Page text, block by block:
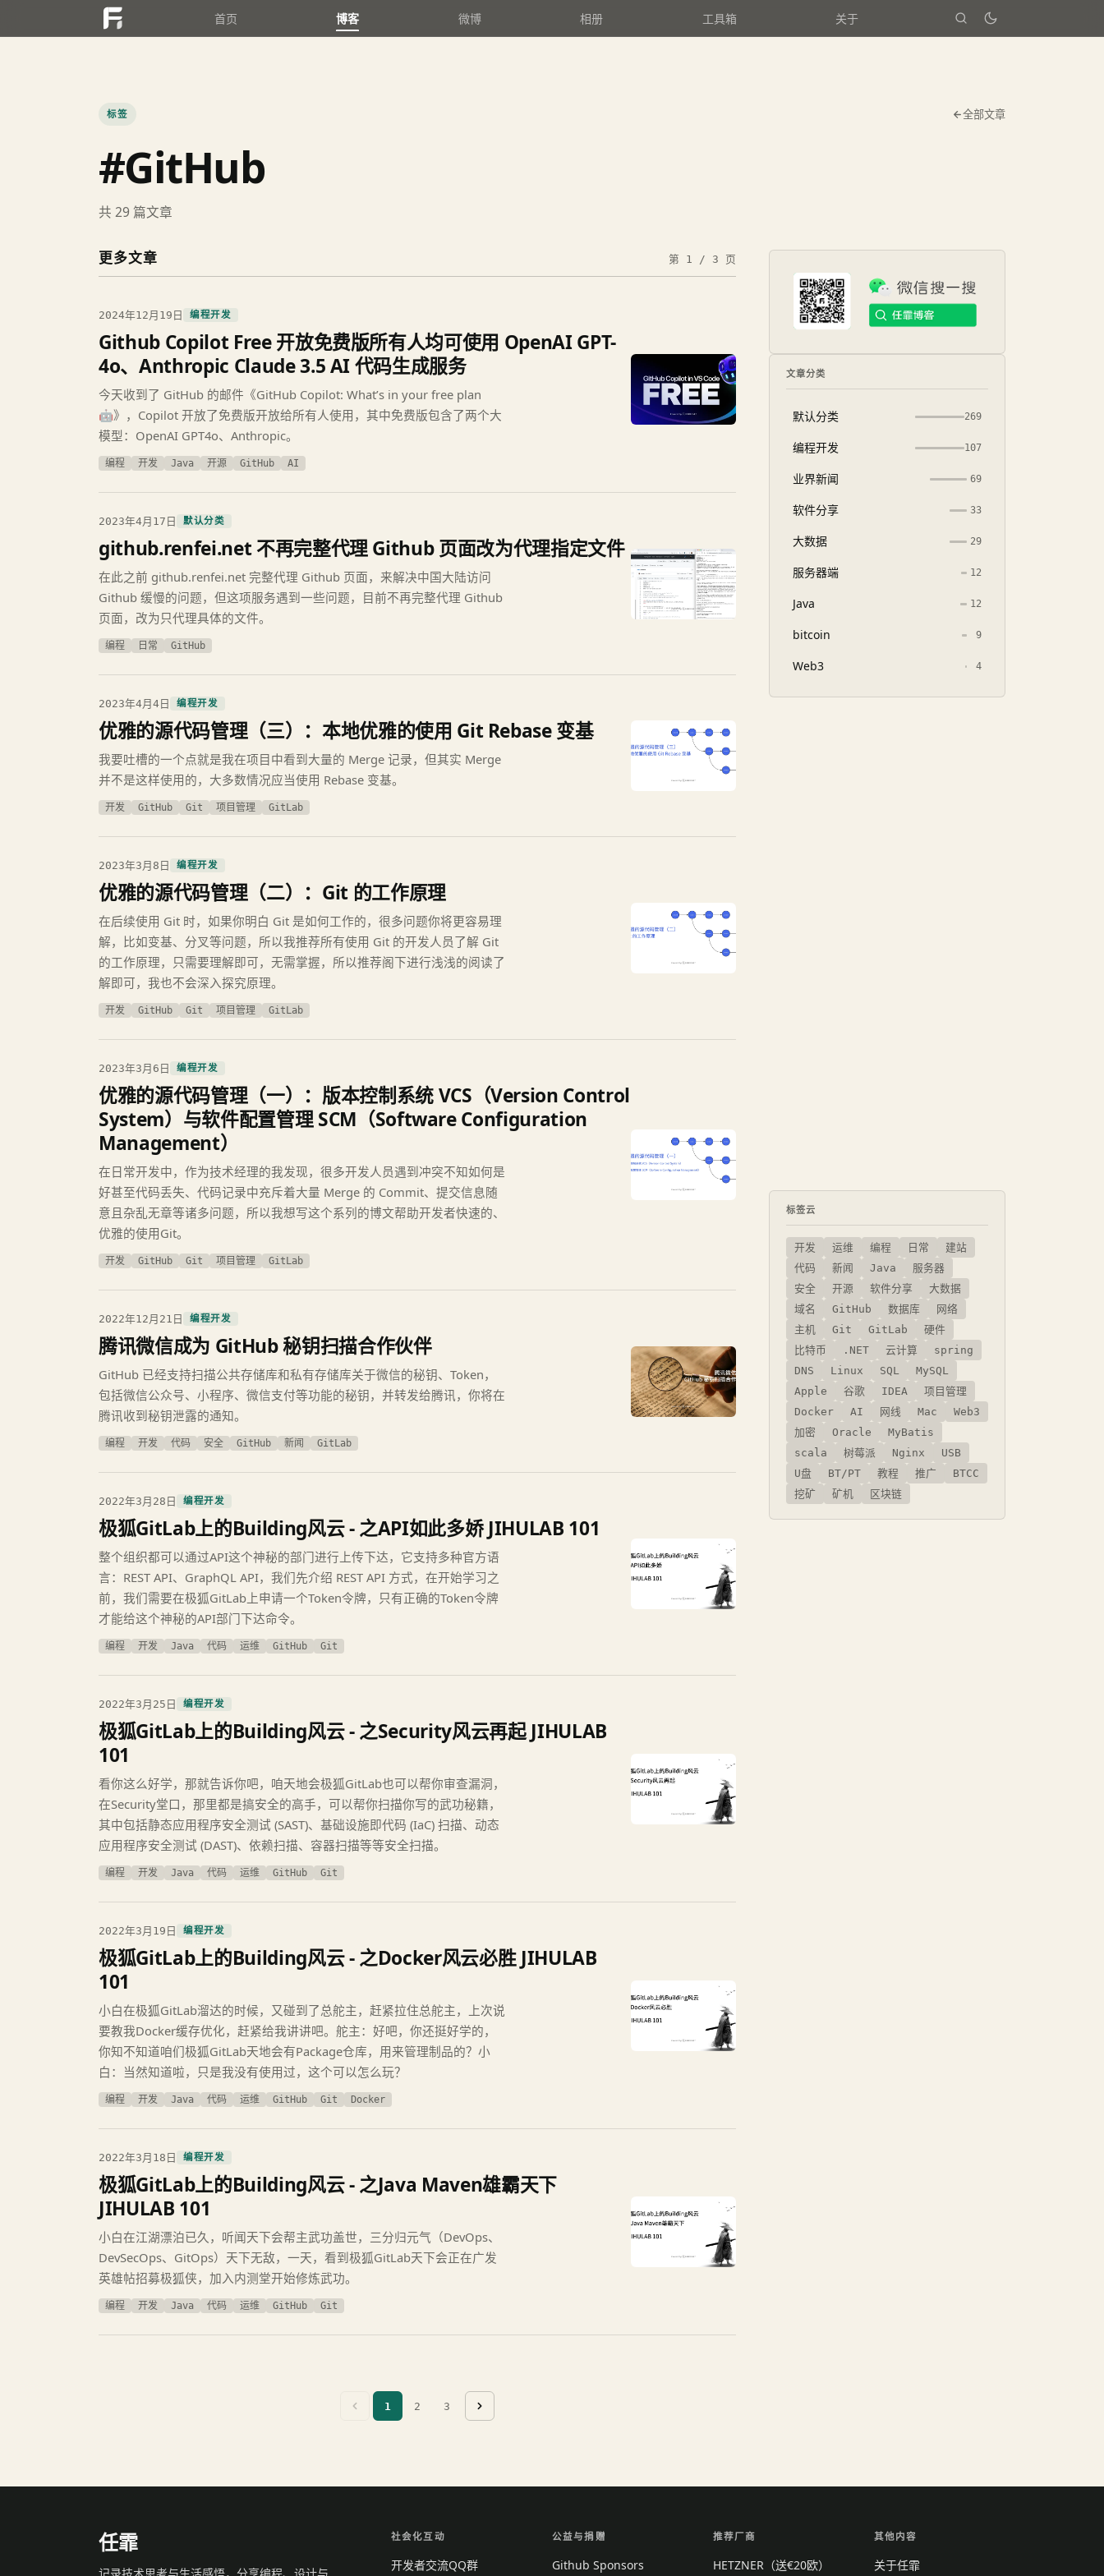
首页 博客 微博 相册 工具箱 关于
标签 全部文章
#GitHub
共 29 篇文章
更多文章 第 1 / 3 页
2024年12月19日 编程开发
Github Copilot Free 开放免费版所有人均可使用 OpenAI GPT-
4o、Anthropic Claude 3.5 AI 代码生成服务
今天收到了 GitHub 的邮件《GitHub Copilot: What’s in your free plan
🤖》，Copilot 开放了免费版开放给所有人使用，其中免费版包含了两个大
模型：OpenAI GPT4o、Anthropic。
编程 开发 Java 开源 GitHub AI
2023年4月17日 默认分类
github.renfei.net 不再完整代理 Github 页面改为代理指定文件
在此之前 github.renfei.net 完整代理 Github 页面，来解决中国大陆访问
Github 缓慢的问题，但这项服务遇到一些问题，目前不再完整代理 Github
页面，改为只代理具体的文件。
编程 日常 GitHub
2023年4月4日 编程开发
优雅的源代码管理（三）：本地优雅的使用 Git Rebase 变基
我要吐槽的一个点就是我在项目中看到大量的 Merge 记录，但其实 Merge
并不是这样使用的，大多数情况应当使用 Rebase 变基。
开发 GitHub Git 项目管理 GitLab
2023年3月8日 编程开发
优雅的源代码管理（二）：Git 的工作原理
在后续使用 Git 时，如果你明白 Git 是如何工作的，很多问题你将更容易理
解，比如变基、分叉等问题，所以我推荐所有使用 Git 的开发人员了解 Git
的工作原理，只需要理解即可，无需掌握，所以推荐阁下进行浅浅的阅读了
解即可，我也不会深入探究原理。
开发 GitHub Git 项目管理 GitLab
2023年3月6日 编程开发
优雅的源代码管理（一）：版本控制系统 VCS（Version Control
System）与软件配置管理 SCM（Software Configuration
Management）
在日常开发中，作为技术经理的我发现，很多开发人员遇到冲突不知如何是
好甚至代码丢失、代码记录中充斥着大量 Merge 的 Commit、提交信息随
意且杂乱无章等诸多问题，所以我想写这个系列的博文帮助开发者快速的、
优雅的使用Git。
开发 GitHub Git 项目管理 GitLab
2022年12月21日 编程开发
腾讯微信成为 GitHub 秘钥扫描合作伙伴
GitHub 已经支持扫描公共存储库和私有存储库关于微信的秘钥、Token，
包括微信公众号、小程序、微信支付等功能的秘钥，并转发给腾讯，你将在
腾讯收到秘钥泄露的通知。
编程 开发 代码 安全 GitHub 新闻 GitLab
2022年3月28日 编程开发
极狐GitLab上的Building风云 - 之API如此多娇 JIHULAB 101
整个组织都可以通过API这个神秘的部门进行上传下达，它支持多种官方语
言：REST API、GraphQL API，我们先介绍 REST API 方式，在开始学习之
前，我们需要在极狐GitLab上申请一个Token令牌，只有正确的Token令牌
才能给这个神秘的API部门下达命令。
编程 开发 Java 代码 运维 GitHub Git
2022年3月25日 编程开发
极狐GitLab上的Building风云 - 之Security风云再起 JIHULAB
101
看你这么好学，那就告诉你吧，咱天地会极狐GitLab也可以帮你审查漏洞，
在Security堂口，那里都是搞安全的高手，可以帮你扫描你写的武功秘籍，
其中包括静态应用程序安全测试 (SAST)、基础设施即代码 (IaC) 扫描、动态
应用程序安全测试 (DAST)、依赖扫描、容器扫描等等安全扫描。
编程 开发 Java 代码 运维 GitHub Git
2022年3月19日 编程开发
极狐GitLab上的Building风云 - 之Docker风云必胜 JIHULAB
101
小白在极狐GitLab溜达的时候，又碰到了总舵主，赶紧拉住总舵主，上次说
要教我Docker缓存优化，赶紧给我讲讲吧。舵主：好吧，你还挺好学的，
你知不知道咱们极狐GitLab天地会有Package仓库，用来管理制品的？小
白：当然知道啦，只是我没有使用过，这个可以怎么玩？
编程 开发 Java 代码 运维 GitHub Git Docker
2022年3月18日 编程开发
极狐GitLab上的Building风云 - 之Java Maven雄霸天下
JIHULAB 101
小白在江湖漂泊已久，听闻天下会帮主武功盖世，三分归元气（DevOps、
DevSecOps、GitOps）天下无敌，一天，看到极狐GitLab天下会正在广发
英雄帖招募极狐侠，加入内测堂开始修炼武功。
编程 开发 Java 代码 运维 GitHub Git
1 2 3
文章分类
默认分类 269
编程开发 107
业界新闻 69
软件分享 33
大数据 29
服务器端 12
Java 12
bitcoin 9
Web3 4
标签云
开发 运维 编程 日常
建站
代码
新闻 Java
服务器
安全
开源 软件分享
大数据
域名
GitHub 数据库
网络
主机
Git GitLab
硬件
比特币
.NET 云计算
spring
DNS
Linux SQL
MySQL
Apple
谷歌 IDEA
项目管理
Docker
AI 网线 Mac
Web3
加密
Oracle
MyBatis
scala
树莓派 Nginx
USB
U盘
BT/PT 教程 推广
BTCC
挖矿
矿机 区块链
任霏 社会化互动
开发者交流QQ群
公益与捐赠
Github Sponsors
推荐厂商
HETZNER（送€20欧）
其他内容
关于任霏